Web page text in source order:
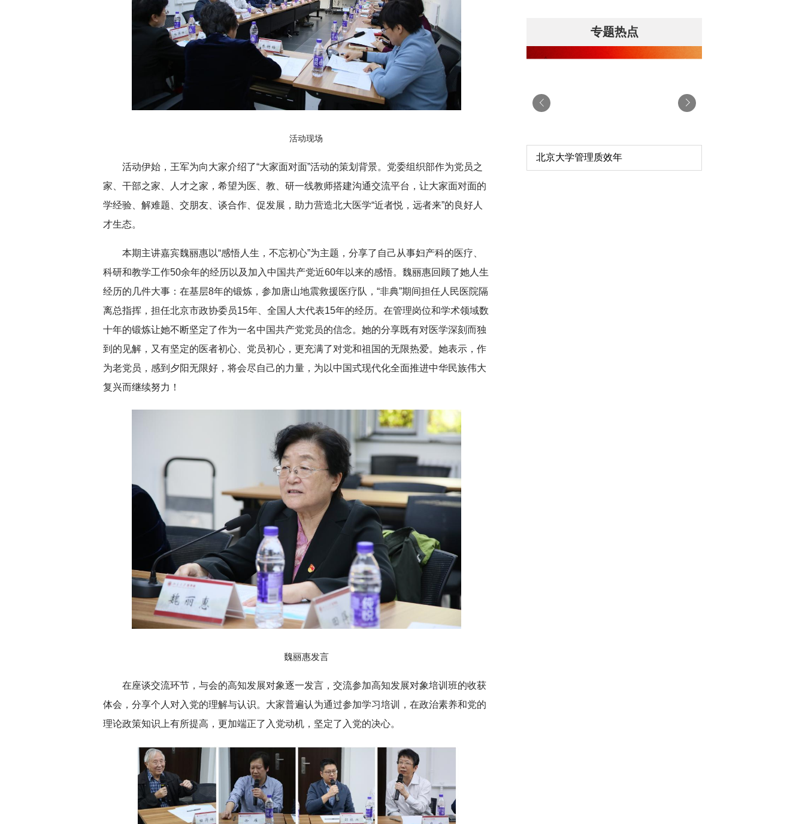
活动现场
活动伊始，王军为向大家介绍了“大家面对面”活动的策划背景。党委组织部作为党员之
家、干部之家、人才之家，希望为医、教、研一线教师搭建沟通交流平台，让大家面对面的
学经验、解难题、交朋友、谈合作、促发展，助力营造北大医学“近者悦，远者来”的良好人
才生态。
本期主讲嘉宾魏丽惠以“感悟人生，不忘初心”为主题，分享了自己从事妇产科的医疗、
科研和教学工作50余年的经历以及加入中国共产党近60年以来的感悟。魏丽惠回顾了她人生
经历的几件大事：在基层8年的锻炼，参加唐山地震救援医疗队，“非典”期间担任人民医院隔
离总指挥，担任北京市政协委员15年、全国人大代表15年的经历。在管理岗位和学术领域数
十年的锻炼让她不断坚定了作为一名中国共产党党员的信念。她的分享既有对医学深刻而独
到的见解，又有坚定的医者初心、党员初心，更充满了对党和祖国的无限热爱。她表示，作
为老党员，感到夕阳无限好，将会尽自己的力量，为以中国式现代化全面推进中华民族伟大
复兴而继续努力！
魏丽惠发言
在座谈交流环节，与会的高知发展对象逐一发言，交流参加高知发展对象培训班的收获
体会，分享个人对入党的理解与认识。大家普遍认为通过参加学习培训，在政治素养和党的
理论政策知识上有所提高，更加端正了入党动机，坚定了入党的决心。
专题热点
育
深切缅怀李政道先生